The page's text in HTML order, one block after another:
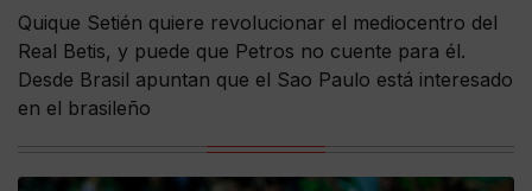
Quique Setién quiere revolucionar el mediocentro del
Real Betis, y puede que Petros no cuente para él.
Desde Brasil apuntan que el Sao Paulo está interesado
en el brasileño